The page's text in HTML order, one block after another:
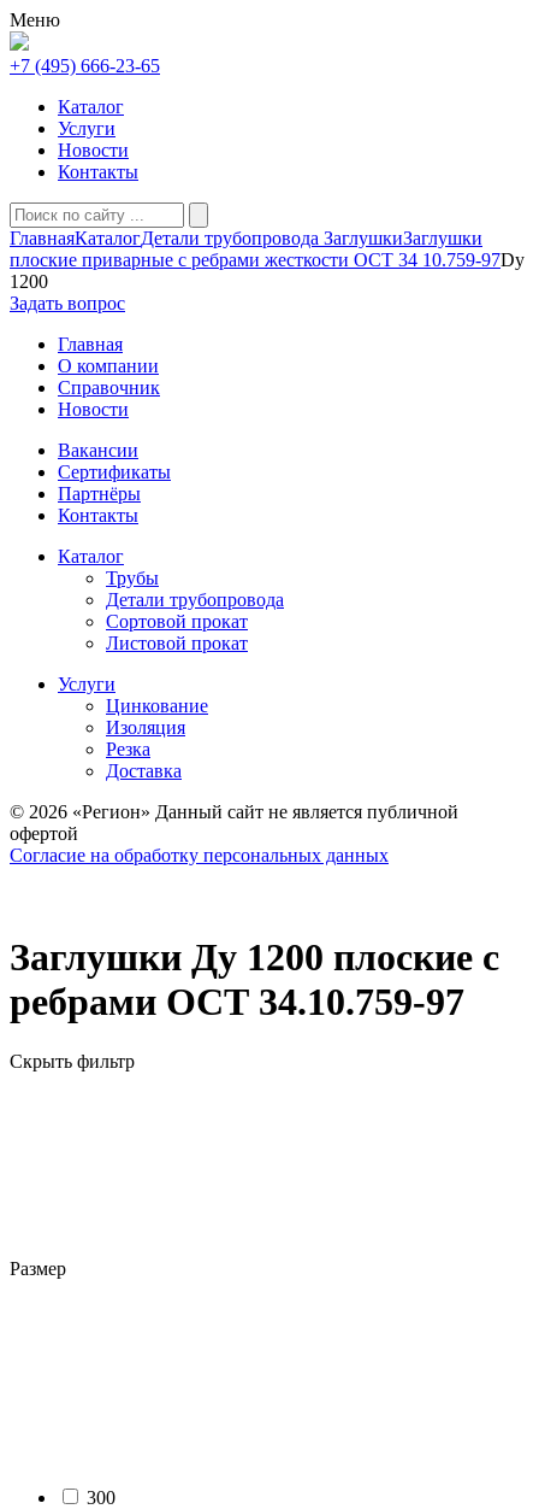
Меню
+7 (495) 666-23-65
Каталог
Услуги
Новости
Контакты
ГлавнаяКаталогДетали трубопровода ЗаглушкиЗаглушки
плоские приварные с ребрами жесткости ОСТ 34 10.759-97Dy
1200
Задать вопрос
Главная
О компании
Справочник
Новости
Вакансии
Сертификаты
Партнёры
Контакты
Каталог
Трубы
Детали трубопровода
Сортовой прокат
Листовой прокат
Услуги
Цинкование
Изоляция
Резка
Доставка
© 2026 «Регион» Данный сайт не является публичной
офертой
Согласие на обработку персональных данных
Заглушки Ду 1200 плоские с
ребрами ОСТ 34.10.759-97
Скрыть фильтр
Размер
300